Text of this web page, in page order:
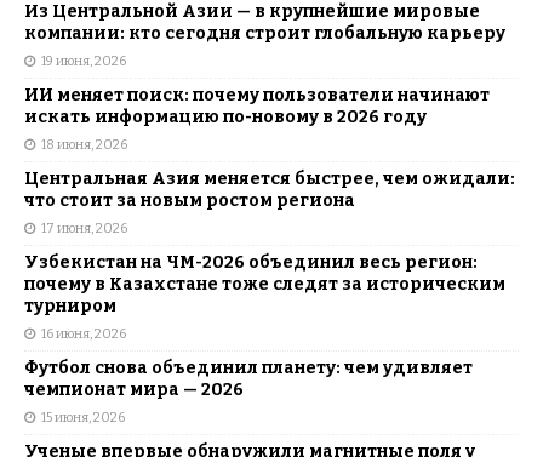
Из Центральной Азии — в крупнейшие мировые
компании: кто сегодня строит глобальную карьеру
19 июня, 2026
ИИ меняет поиск: почему пользователи начинают
искать информацию по-новому в 2026 году
18 июня, 2026
Центральная Азия меняется быстрее, чем ожидали:
что стоит за новым ростом региона
17 июня, 2026
Узбекистан на ЧМ-2026 объединил весь регион:
почему в Казахстане тоже следят за историческим
турниром
16 июня, 2026
Футбол снова объединил планету: чем удивляет
чемпионат мира — 2026
15 июня, 2026
Ученые впервые обнаружили магнитные поля у